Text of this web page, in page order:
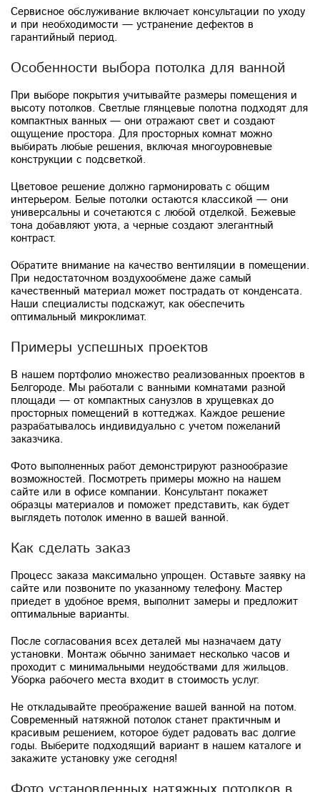
Сервисное обслуживание включает консультации по уходу
и при необходимости — устранение дефектов в
гарантийный период.
Особенности выбора потолка для ванной
При выборе покрытия учитывайте размеры помещения и
высоту потолков. Светлые глянцевые полотна подходят для
компактных ванных — они отражают свет и создают
ощущение простора. Для просторных комнат можно
выбирать любые решения, включая многоуровневые
конструкции с подсветкой.
Цветовое решение должно гармонировать с общим
интерьером. Белые потолки остаются классикой — они
универсальны и сочетаются с любой отделкой. Бежевые
тона добавляют уюта, а черные создают элегантный
контраст.
Обратите внимание на качество вентиляции в помещении.
При недостаточном воздухообмене даже самый
качественный материал может пострадать от конденсата.
Наши специалисты подскажут, как обеспечить
оптимальный микроклимат.
Примеры успешных проектов
В нашем портфолио множество реализованных проектов в
Белгороде. Мы работали с ванными комнатами разной
площади — от компактных санузлов в хрущевках до
просторных помещений в коттеджах. Каждое решение
разрабатывалось индивидуально с учетом пожеланий
заказчика.
Фото выполненных работ демонстрируют разнообразие
возможностей. Посмотреть примеры можно на нашем
сайте или в офисе компании. Консультант покажет
образцы материалов и поможет представить, как будет
выглядеть потолок именно в вашей ванной.
Как сделать заказ
Процесс заказа максимально упрощен. Оставьте заявку на
сайте или позвоните по указанному телефону. Мастер
приедет в удобное время, выполнит замеры и предложит
оптимальные варианты.
После согласования всех деталей мы назначаем дату
установки. Монтаж обычно занимает несколько часов и
проходит с минимальными неудобствами для жильцов.
Уборка рабочего места входит в стоимость услуг.
Не откладывайте преображение вашей ванной на потом.
Современный натяжной потолок станет практичным и
красивым решением, которое будет радовать вас долгие
годы. Выберите подходящий вариант в нашем каталоге и
закажите установку уже сегодня!